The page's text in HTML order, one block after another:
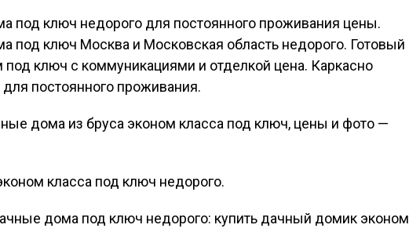
под ключ недорого для постоянного проживания цены.
под ключ Москва и Московская область недорого. Готовый
ключ с коммуникациями и отделкой цена. Каркасно
постоянного проживания.
дома из бруса эконом класса под ключ, цены и фото —
класса под ключ недорого.
дома под ключ недорого: купить дачный домик эконом